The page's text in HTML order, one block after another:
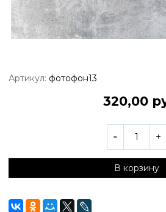
Артикул: фотофон13
320,00
В корзину